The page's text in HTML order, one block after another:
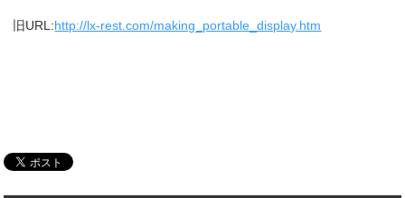
旧URL:http://lx-rest.com/making_portable_display.htm